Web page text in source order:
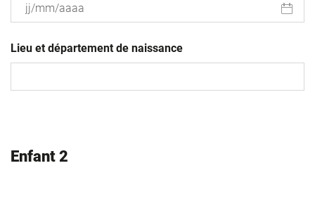
slash
MM
Lieu et département de naissance
Enfant 2